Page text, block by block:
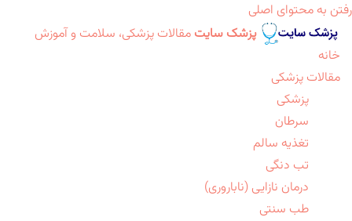
رفتن به محتوای اصلی
پزشک سایت مقالات پزشکی، سلامت و آموزش
خانه
مقالات پزشکی
پزشکی
سرطان
تغذیه سالم
تب دنگی
درمان نازایی (ناباروری)
طب سنتی